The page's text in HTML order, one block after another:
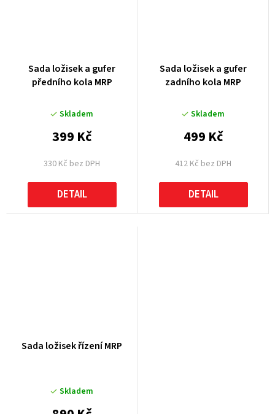
Sada ložisek a gufer
předního kola MRP
Skladem
330 Kč bez DPH
399 Kč
DETAIL
Sada ložisek a gufer
zadního kola MRP
Skladem
412 Kč bez DPH
499 Kč
DETAIL
Sada ložisek řízení MRP
Skladem